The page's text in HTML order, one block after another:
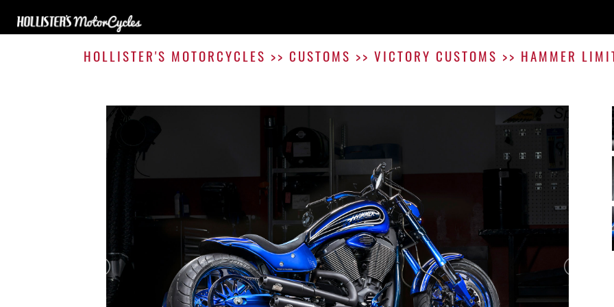
HOLLISTER'S MOTORCYCLES >> CUSTOMS >> VICTORY CUSTOMS >> HAMMER